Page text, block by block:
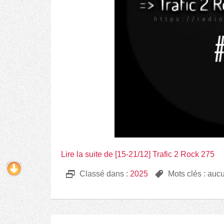
Lire la suite de [15-21/12] Trafic 2 Rock 275
D Classé dans : 2025 , Mots clés :